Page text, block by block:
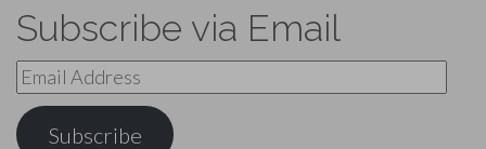
Subscribe via Email
Email
Address
Subscribe